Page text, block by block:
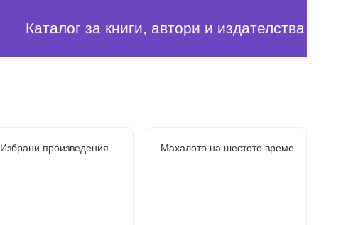
Каталог за книги, автори и издателства
Избрани произведения Махалото на шестото време